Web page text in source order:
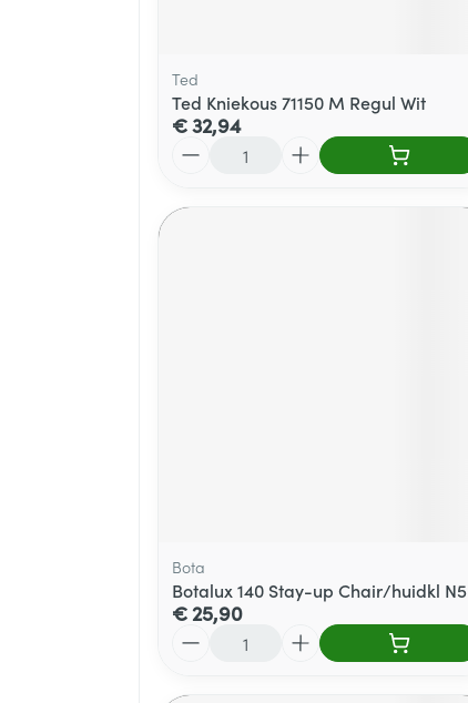
Ted
Ted Kniekous 71150 M Regul Wit
€ 32,94
Bota
Botalux 140 Stay-up Chair/huidkl N5
€ 25,90